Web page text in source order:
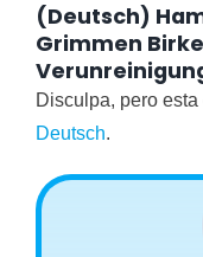
(Deutsch)
Grimmen
Disculpa, pero
Deutsch.